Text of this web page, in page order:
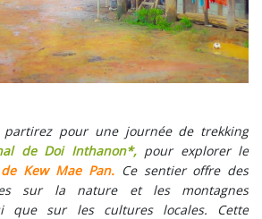
partirez pour une journée de trekking
de Doi Inthanon*,pour explorer le
Kew Mae Pan.Ce sentier offre des
sur la nature et les montagnes
que sur les cultures locales. Cette